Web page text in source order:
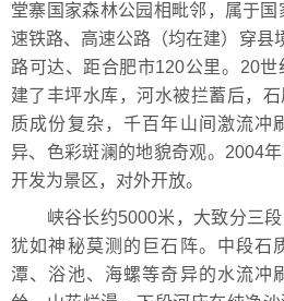
堂寨国家森林公园相毗邻，属于
速铁路、高速公路（均在建）穿县
路可达、距合肥市120公里。20
建了丰坪水库，河水被拦蓄后，
质成份复杂，千百年山间激流冲
异、色彩斑澜的地貌奇观。2004
开发为景区，对外开放。
峡谷长约5000米，大致分三段
犹如神秘莫测的巨石阵。中段石
潭、浴池、海螺等奇异的水流冲